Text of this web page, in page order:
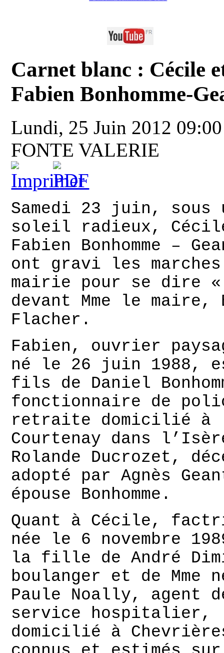
Carnet blanc : Cécile
Fabien Bonhomme-
Lundi, 25 Juin 2012
FONTE VALERIE
Samedi 23 juin, sous
soleil radieux,
Fabien Bonhomme –
ont gravi les
mairie pour se dire
devant Mme le maire,
Flacher.
Fabien, ouvrier
né le 26 juin 1988,
fils de Daniel
fonctionnaire de
retraite domicilié à
Courtenay dans
Rolande Ducrozet,
adopté par Agnès
épouse Bonhomme.
Quant à Cécile,
née le 6 novembre
la fille de André
boulanger et de Mme
Paule Noally, agent
service hospitalier,
domicilié à